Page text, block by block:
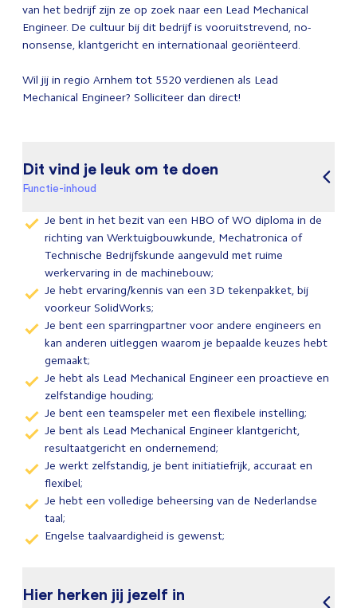
van het bedrijf zijn ze op zoek naar een Lead Mechanical
Engineer. De cultuur bij dit bedrijf is vooruitstrevend, no-
nonsense, klantgericht en internationaal georiënteerd.
Wil jij in regio Arnhem tot 5520 verdienen als Lead
Mechanical Engineer? Solliciteer dan direct!
Dit vind je leuk om te doen
Functie-inhoud
Je bent in het bezit van een HBO of WO diploma in de
richting van Werktuigbouwkunde, Mechatronica of
Technische Bedrijfskunde aangevuld met ruime
werkervaring in de machinebouw;
Je hebt ervaring/kennis van een 3D tekenpakket, bij
voorkeur SolidWorks;
Je bent een sparringpartner voor andere engineers en
kan anderen uitleggen waarom je bepaalde keuzes hebt
gemaakt;
Je hebt als Lead Mechanical Engineer een proactieve en
zelfstandige houding;
Je bent een teamspeler met een flexibele instelling;
Je bent als Lead Mechanical Engineer klantgericht,
resultaatgericht en ondernemend;
Je werkt zelfstandig, je bent initiatiefrijk, accuraat en
flexibel;
Je hebt een volledige beheersing van de Nederlandse
taal;
Engelse taalvaardigheid is gewenst;
Hier herken jij jezelf in